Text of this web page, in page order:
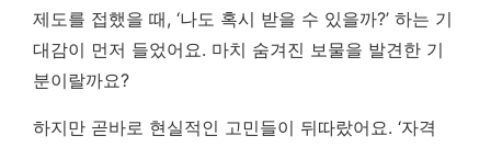
제도를 접했을 때, ‘나도 혹시 받을 수 있을까?’ 하는 기
대감이 먼저 들었어요. 마치 숨겨진 보물을 발견한 기
분이랄까요?
하지만 곧바로 현실적인 고민들이 뒤따랐어요. ‘자격